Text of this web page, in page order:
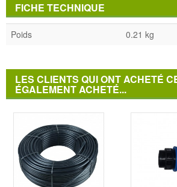
FICHE TECHNIQUE
Poids 0.21 kg
LES CLIENTS QUI ONT ACHETÉ
ÉGALEMENT ACHETÉ...